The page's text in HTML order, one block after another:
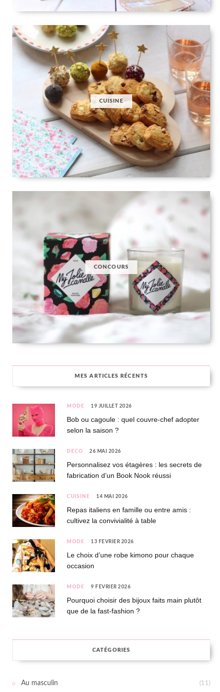
CUISINE
CONCOURS
MES ARTICLES RÉCENTS
MODE 19 JUILLET 2026
Bob ou cagoule : quel couvre-chef adopter
selon la saison ?
DÉCO 26 MAI 2026
Personnalisez vos étagères : les secrets de
fabrication d’un Book Nook réussi
CUISINE 14 MAI 2026
Repas italiens en famille ou entre amis :
cultivez la convivialité à table
MODE 13 FÉVRIER 2026
Le choix d’une robe kimono pour chaque
occasion
MODE 9 FÉVRIER 2026
Pourquoi choisir des bijoux faits main plutôt
que de la fast-fashion ?
CATÉGORIES
Au masculin (11)